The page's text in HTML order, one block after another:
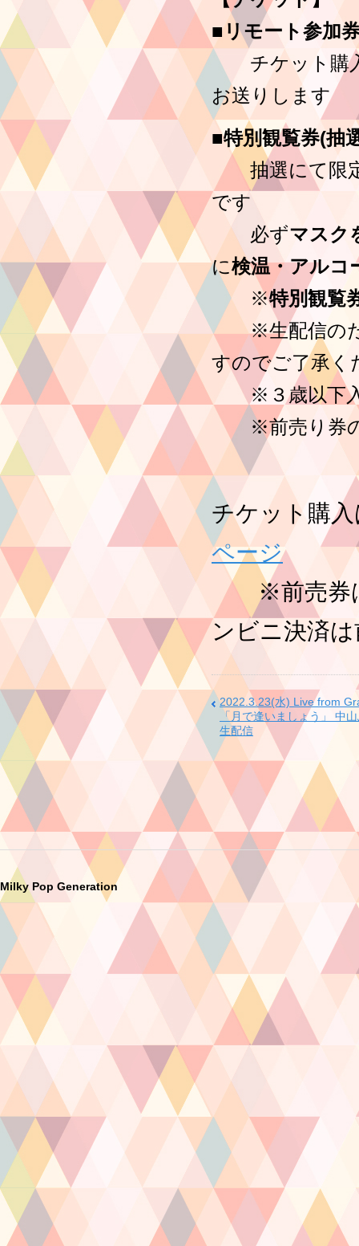
■リモート参加
チケット購入
お送りします
■特別観覧券(抽
抽選にて限定
です
必ずマスク
に検温・アルコ
※特別観覧
※生配信のため
すのでご了承く
※３歳以下
※前売り券の
チケット購
ページ
※前売券は
ンビニ決済
2022.3.23(水) Live from
「月で逢いましょう」 中
生配信
Milky Pop Generation